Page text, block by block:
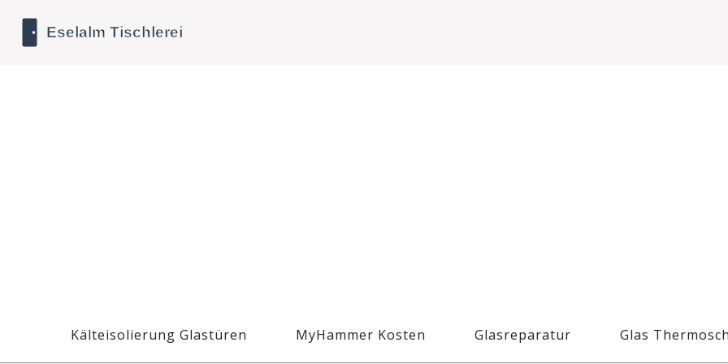
Kälteisolierung Glastüren MyHammer Kosten Glasreparatur Glas